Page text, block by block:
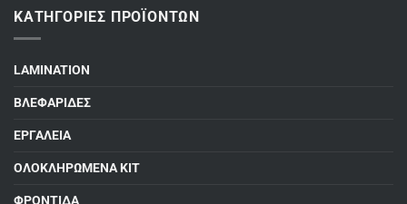
ΚΑΤΗΓΟΡΊΕΣ ΠΡΟΪΌΝΤΩΝ
LAMINATION
ΒΛΕΦΑΡΙΔΕΣ
ΕΡΓΑΛΕΙΑ
ΟΛΟΚΛΗΡΩΜΕΝΑ ΚΙΤ